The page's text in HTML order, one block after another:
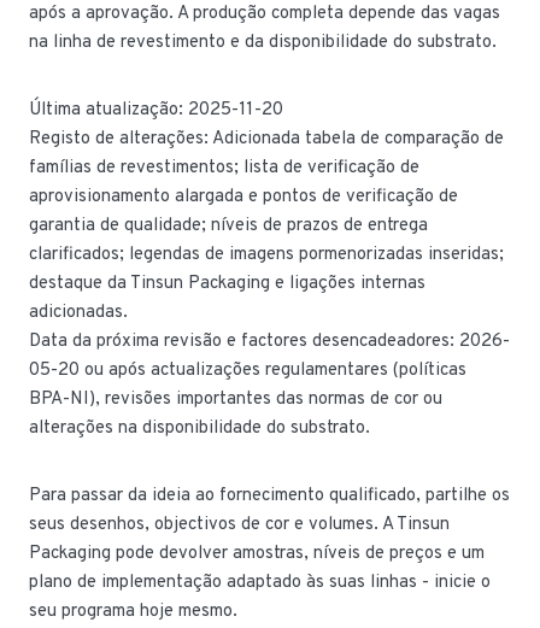
após a aprovação. A produção completa depende das vagas
na linha de revestimento e da disponibilidade do substrato.
Última atualização: 2025-11-20
Registo de alterações: Adicionada tabela de comparação de
famílias de revestimentos; lista de verificação de
aprovisionamento alargada e pontos de verificação de
garantia de qualidade; níveis de prazos de entrega
clarificados; legendas de imagens pormenorizadas inseridas;
destaque da Tinsun Packaging e ligações internas
adicionadas.
Data da próxima revisão e factores desencadeadores: 2026-
05-20 ou após actualizações regulamentares (políticas
BPA-NI), revisões importantes das normas de cor ou
alterações na disponibilidade do substrato.
Para passar da ideia ao fornecimento qualificado, partilhe os
seus desenhos, objectivos de cor e volumes. A Tinsun
Packaging pode devolver amostras, níveis de preços e um
plano de implementação adaptado às suas linhas - inicie o
seu programa hoje mesmo.